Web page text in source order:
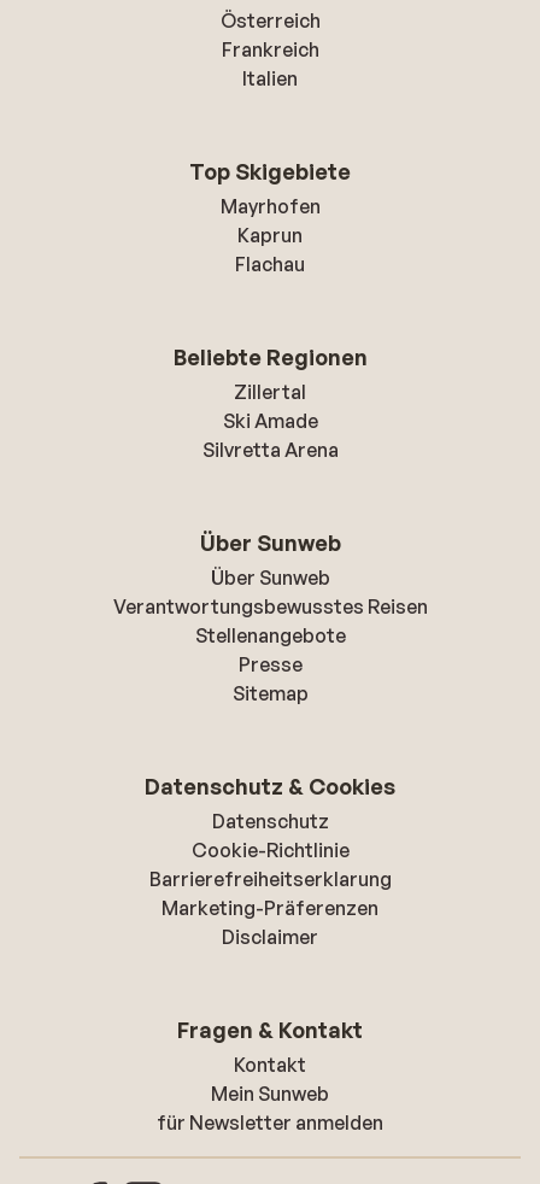
Österreich
Frankreich
Italien
Top Skigebiete
Mayrhofen
Kaprun
Flachau
Beliebte Regionen
Zillertal
Ski Amade
Silvretta Arena
Über Sunweb
Über Sunweb
Verantwortungsbewusstes Reisen
Stellenangebote
Presse
Sitemap
Datenschutz & Cookies
Datenschutz
Cookie-Richtlinie
Barrierefreiheitserklarung
Marketing-Präferenzen
Disclaimer
Fragen & Kontakt
Kontakt
Mein Sunweb
für Newsletter anmelden